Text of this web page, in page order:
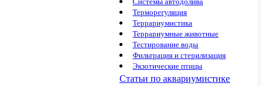
Терморегуляция
Террариумистика
Террариумные животные
Тестирование воды
Фильтрация и стерилизация
Экзотические птицы
Статьи по аквариумистике